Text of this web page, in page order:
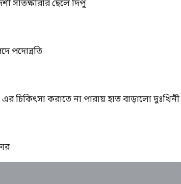
সাতক্ষীরার ছেলে দিপু
পদোন্নতি
চিকিৎসা করাতে না পারায় হাত বাড়ালো দুঃখিনী